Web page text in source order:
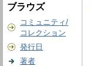
ブラウズ
コミュニティ/
コレクション
発行日
著者